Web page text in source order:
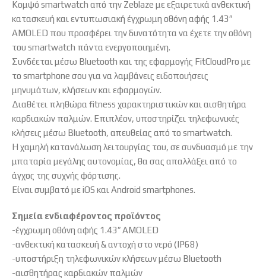
Κομψό smartwatch από την Zeblaze με εξαιρετικά ανθεκτική
κατασκευή και εντυπωσιακή έγχρωμη οθόνη αφής 1.43″
AMOLED που προσφέρει την δυνατότητα να έχετε την οθόνη
του smartwatch πάντα ενεργοποιημένη.
Συνδέεται μέσω Bluetooth και της εφαρμογής FitCloudPro με
το smartphone σου για να λαμβάνεις ειδοποιήσεις
μηνυμάτων, κλήσεων και εφαρμογών.
Διαθέτει πληθώρα fitness χαρακτηριστικών και αισθητήρα
καρδιακών παλμών. Επιπλέον, υποστηρίζει τηλεφωνικές
κλήσεις μέσω Bluetooth, απευθείας από το smartwatch.
Η χαμηλή κατανάλωση λειτουργίας του, σε συνδυασμό με την
μπαταρία μεγάλης αυτονομίας, θα σας απαλλάξει από το
άγχος της συχνής φόρτισης.
Είναι συμβατό με iOS και Android smartphones.
Σημεία ενδιαφέροντος προϊόντος
-έγχρωμη οθόνη αφής 1.43″ AMOLED
-ανθεκτική κατασκευή & αντοχή στο νερό (IP68)
-υποστήριξη τηλεφωνικών κλήσεων μέσω Bluetooth
-αισθητήρας καρδιακών παλμών